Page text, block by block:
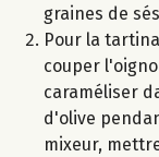
graines de
Pour la
couper
caraméliser
d'olive
mixeur,